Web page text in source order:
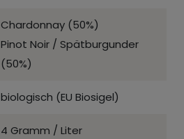
Chardonnay (50%)
Pinot Noir / Spätburgunder
(50%)
biologisch (EU Biosigel)
4 Gramm / Liter